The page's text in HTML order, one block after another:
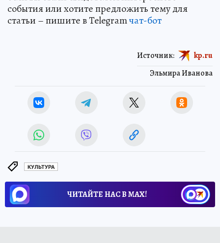
события или хотите предложить тему для
статьи – пишите в Telegramчат-бот
Эльмира Иванова
Источник: kp.ru
КУЛЬТУРА
ЧИТАЙТЕ НАС В МАХ!